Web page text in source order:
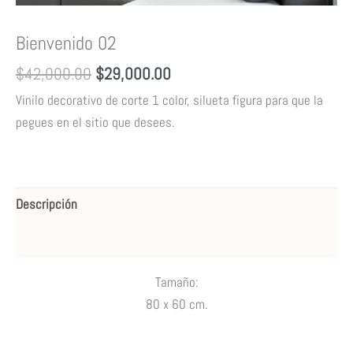
Bienvenido 02
$42,000.00 $29,000.00
Vinilo decorativo de corte 1 color, silueta figura para que la
pegues en el sitio que desees.
Descripción
Tamaño:
80 x 60 cm.